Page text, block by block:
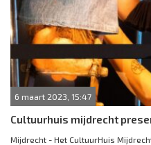
6 maart 2023, 15:47
Cultuurhuis mijdrecht
Mijdrecht - Het CultuurHuis